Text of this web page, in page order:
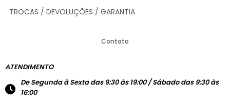
TROCAS / DEVOLUÇÕES / GARANTIA
Contato
ATENDIMENTO
De Segunda à Sexta das 9:30 às 19:00 / Sábado das 9:30 às
16:00